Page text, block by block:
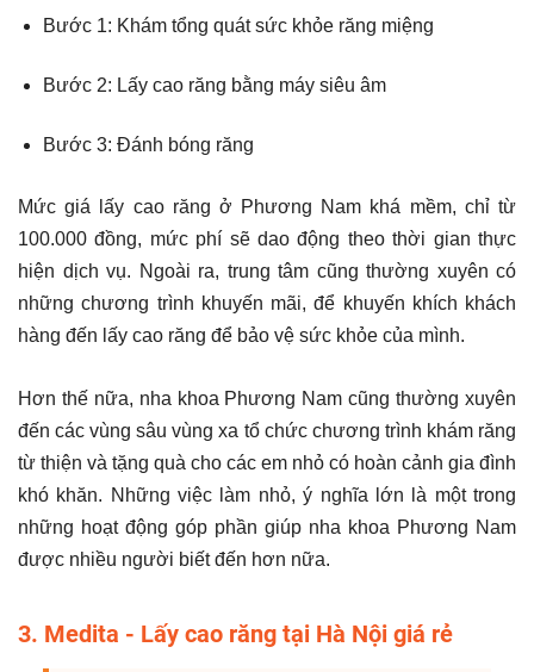
Bước 1: Khám tổng quát sức khỏe răng miệng
Bước 2: Lấy cao răng bằng máy siêu âm
Bước 3: Đánh bóng răng
Mức giá lấy cao răng ở Phương Nam khá mềm, chỉ từ
100.000 đồng, mức phí sẽ dao động theo thời gian thực
hiện dịch vụ. Ngoài ra, trung tâm cũng thường xuyên có
những chương trình khuyến mãi, để khuyến khích khách
hàng đến lấy cao răng để bảo vệ sức khỏe của mình.
Hơn thế nữa, nha khoa Phương Nam cũng thường xuyên
đến các vùng sâu vùng xa tổ chức chương trình khám răng
từ thiện và tặng quà cho các em nhỏ có hoàn cảnh gia đình
khó khăn. Những việc làm nhỏ, ý nghĩa lớn là một trong
những hoạt động góp phần giúp nha khoa Phương Nam
được nhiều người biết đến hơn nữa.
3. Medita - Lấy cao răng tại Hà Nội giá rẻ